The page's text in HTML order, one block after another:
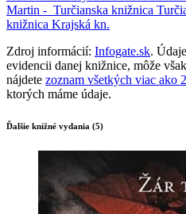
Martin - Turčianska knižnica
knižnica Krajská kn.
Zdroj informácií: Infogate.sk.
evidencii danej knižnice, môže
nájdete zoznam všetkých viac ako
ktorých máme údaje.
Ďalšie knižné vydania (5)